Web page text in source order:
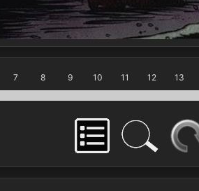
7 8 9 10 11 12 13